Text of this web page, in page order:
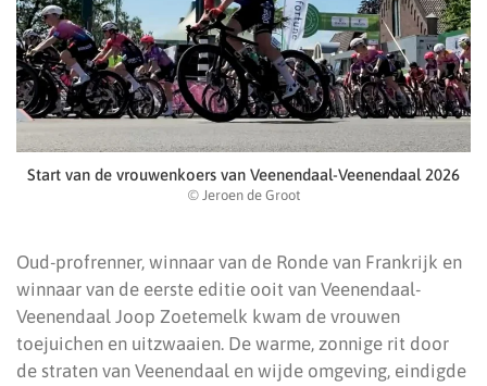
Start van de vrouwenkoers van Veenendaal-Veenendaal 2026
© Jeroen de Groot
Oud-profrenner, winnaar van de Ronde van Frankrijk en
winnaar van de eerste editie ooit van Veenendaal-
Veenendaal Joop Zoetemelk kwam de vrouwen
toejuichen en uitzwaaien. De warme, zonnige rit door
de straten van Veenendaal en wijde omgeving, eindigde